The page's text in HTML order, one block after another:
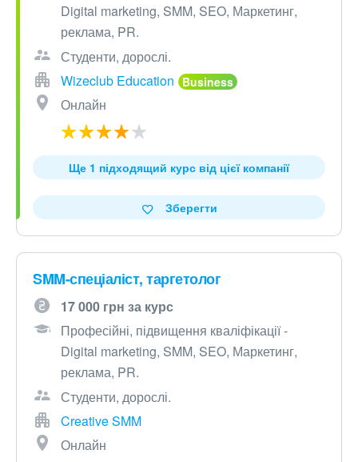
Digital marketing, SMM, SEO, Маркетинг,
реклама, PR.
Студенти, дорослі.
Wizeclub Education
Онлайн
Ще 1 підходящий курс від цієї компанії
Зберегти
SMM-спеціаліст, таргетолог
17 000 грн за курс
Професійні, підвищення кваліфікації -
Digital marketing, SMM, SEO, Маркетинг,
реклама, PR.
Студенти, дорослі.
Creative SMM
Онлайн